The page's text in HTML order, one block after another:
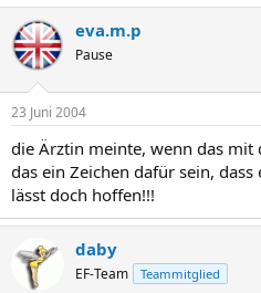
eva.m.p
Pause
23 Juni 2004
die Ärztin meinte, wenn das mit
das ein Zeichen dafür sein,
lässt doch hoffen!!!
daby
EF-Team Teammitglied